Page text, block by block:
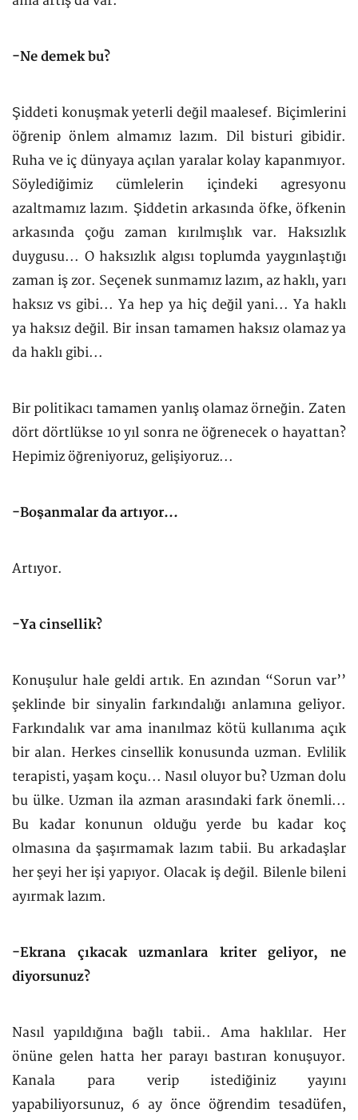
-Ne demek bu?
Şiddeti konuşmak yeterli değil maalesef. Biçimlerini
öğrenip önlem almamız lazım. Dil bisturi gibidir.
Ruha ve iç dünyaya açılan yaralar kolay kapanmıyor.
Söylediğimiz cümlelerin içindeki agresyonu
azaltmamız lazım. Şiddetin arkasında öfke, öfkenin
arkasında çoğu zaman kırılmışlık var. Haksızlık
duygusu... O haksızlık algısı toplumda yaygınlaştığı
zaman iş zor. Seçenek sunmamız lazım, az haklı, yarı
haksız vs gibi... Ya hep ya hiç değil yani... Ya haklı
ya haksız değil. Bir insan tamamen haksız olamaz ya
da haklı gibi...
Bir politikacı tamamen yanlış olamaz örneğin. Zaten
dört dörtlükse 10 yıl sonra ne öğrenecek o hayattan?
Hepimiz öğreniyoruz, gelişiyoruz...
-Boşanmalar da artıyor...
Artıyor.
-Ya cinsellik?
Konuşulur hale geldi artık. En azından “Sorun var’’
şeklinde bir sinyalin farkındalığı anlamına geliyor.
Farkındalık var ama inanılmaz kötü kullanıma açık
bir alan. Herkes cinsellik konusunda uzman. Evlilik
terapisti, yaşam koçu... Nasıl oluyor bu? Uzman dolu
bu ülke. Uzman ila azman arasındaki fark önemli...
Bu kadar konunun olduğu yerde bu kadar koç
olmasına da şaşırmamak lazım tabii. Bu arkadaşlar
her şeyi her işi yapıyor. Olacak iş değil. Bilenle bileni
ayırmak lazım.
-Ekrana çıkacak uzmanlara kriter geliyor, ne
diyorsunuz?
Nasıl yapıldığına bağlı tabii.. Ama haklılar. Her
önüne gelen hatta her parayı bastıran konuşuyor.
Kanala para verip istediğiniz yayını
yapabiliyorsunuz, 6 ay önce öğrendim tesadüfen,